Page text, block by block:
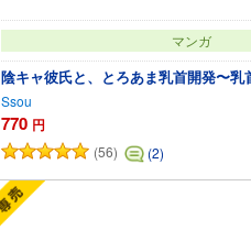
マンガ
陰キャ彼氏と、とろあま乳首開発〜
Ssou
770 円
(56) (2)カートに追加